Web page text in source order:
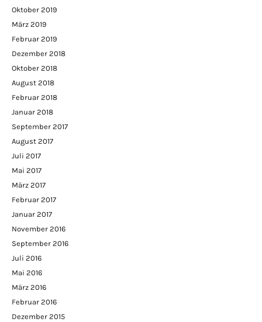
Oktober 2019
März 2019
Februar 2019
Dezember 2018
Oktober 2018
August 2018
Februar 2018
Januar 2018
September 2017
August 2017
Juli 2017
Mai 2017
März 2017
Februar 2017
Januar 2017
November 2016
September 2016
Juli 2016
Mai 2016
März 2016
Februar 2016
Dezember 2015